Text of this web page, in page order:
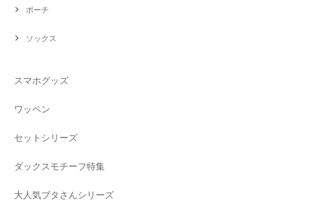
ポーチ
ソックス
スマホグッズ
ワッペン
セットシリーズ
ダックスモチーフ特集
大人気ブタさんシリーズ